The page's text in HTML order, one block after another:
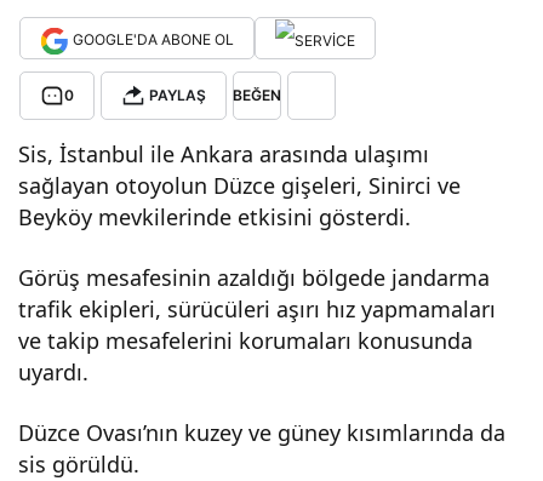
GOOGLE'DA ABONE OL
0 PAYLAŞ BEĞEN
Sis, İstanbul ile Ankara arasında ulaşımı
sağlayan otoyolun Düzce gişeleri, Sinirci ve
Beyköy mevkilerinde etkisini gösterdi.
Görüş mesafesinin azaldığı bölgede jandarma
trafik ekipleri, sürücüleri aşırı hız yapmamaları
ve takip mesafelerini korumaları konusunda
uyardı.
Düzce Ovası’nın kuzey ve güney kısımlarında da
sis görüldü.
Oto
yolu
’nda
sis
etkil
i
oldu
Küçük 100% Dev
Varsayılana
dön